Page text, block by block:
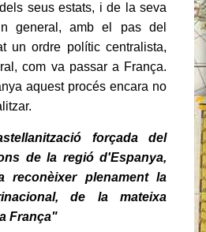
seus estats, i de la seva
general, amb el pas del
un ordre polític centralista,
com va passar a França.
aquest procés encara no
forçada del
de la regió d'Espanya,
reconèixer plenament la
de la mateixa
França"